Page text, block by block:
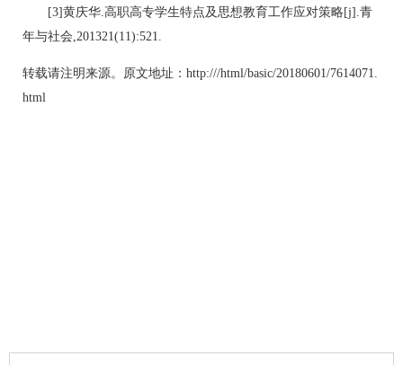
[3]黄庆华.高职高专学生特点及思想教育工作应对策略[j].青
年与社会,201321(11):521.
转载请注明来源。原文地址：http:///html/basic/20180601/7614071.
html